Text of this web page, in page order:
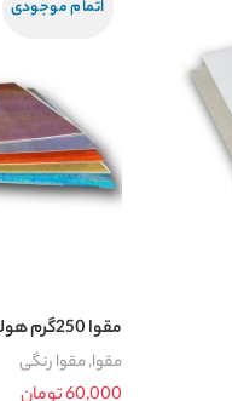
اتمام موجودی
مقوا 250گرم هولوگرام
مقوا,مقوا رنگی